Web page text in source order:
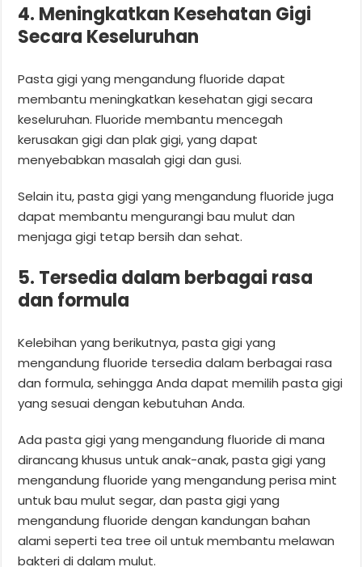
4. Meningkatkan Kesehatan Gigi
Secara Keseluruhan
Pasta gigi yang mengandung fluoride dapat
membantu meningkatkan kesehatan gigi secara
keseluruhan. Fluoride membantu mencegah
kerusakan gigi dan plak gigi, yang dapat
menyebabkan masalah gigi dan gusi.
Selain itu, pasta gigi yang mengandung fluoride juga
dapat membantu mengurangi bau mulut dan
menjaga gigi tetap bersih dan sehat.
5. Tersedia dalam berbagai rasa
dan formula
Kelebihan yang berikutnya, pasta gigi yang
mengandung fluoride tersedia dalam berbagai rasa
dan formula, sehingga Anda dapat memilih pasta gigi
yang sesuai dengan kebutuhan Anda.
Ada pasta gigi yang mengandung fluoride di mana
dirancang khusus untuk anak-anak, pasta gigi yang
mengandung fluoride yang mengandung perisa mint
untuk bau mulut segar, dan pasta gigi yang
mengandung fluoride dengan kandungan bahan
alami seperti tea tree oil untuk membantu melawan
bakteri di dalam mulut.